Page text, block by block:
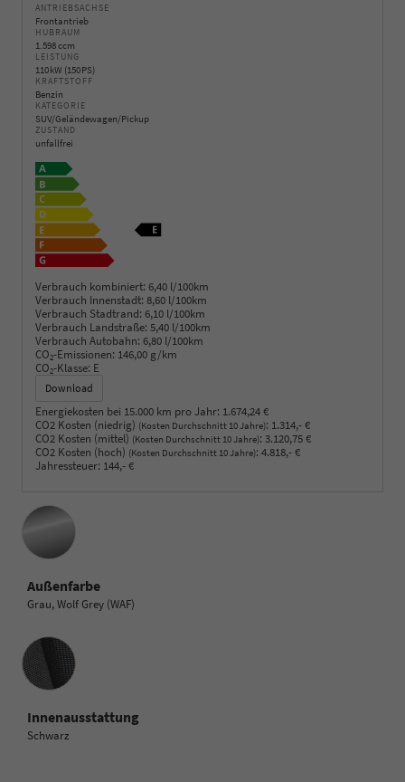
ANTRIEBSACHSE
Frontantrieb
HUBRAUM
1.598 ccm
LEISTUNG
110 kW (150 PS)
KRAFTSTOFF
Benzin
KATEGORIE
SUV/Geländewagen/Pickup
ZUSTAND
unfallfrei
Verbrauch kombiniert: 6,40 l/100km
Verbrauch Innenstadt: 8,60 l/100km
Verbrauch Stadtrand: 6,10 l/100km
Verbrauch Landstraße: 5,40 l/100km
Verbrauch Autobahn: 6,80 l/100km
CO2-Emissionen: 146,00 g/km
CO2-Klasse: E
Download
Energiekosten bei 15.000 km pro Jahr: 1.674,24 €
CO2 Kosten (niedrig) (Kosten Durchschnitt 10 Jahre): 1.314,- €
CO2 Kosten (mittel) (Kosten Durchschnitt 10 Jahre): 3.120,75 €
CO2 Kosten (hoch) (Kosten Durchschnitt 10 Jahre): 4.818,- €
Jahressteuer: 144,- €
Außenfarbe
Grau, Wolf Grey (WAF)
Innenausstattung
Innenausstattung
Schwarz